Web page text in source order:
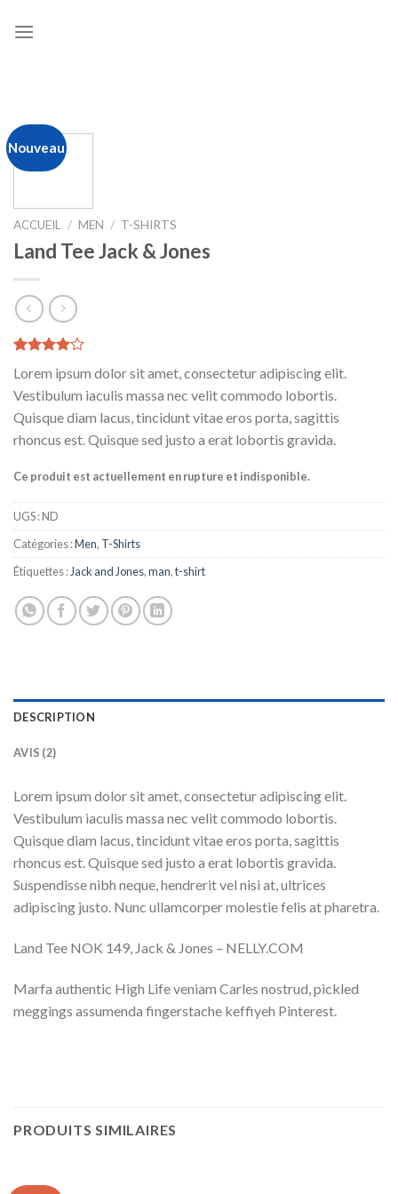
Nouveau
ACCUEIL / MEN / T-SHIRTS
Land Tee Jack & Jones
Noté
4.00sur
5 basé
2
notations
client
Lorem ipsum dolor sit amet, consectetur adipiscing elit.
Vestibulum iaculis massa nec velit commodo lobortis.
Quisque diam lacus, tincidunt vitae eros porta, sagittis
rhoncus est. Quisque sed justo a erat lobortis gravida.
Ce produit est actuellement en rupture et indisponible.
UGS :ND
Catégories :Men, T-Shirts
Étiquettes : Jack and Jones,man,t-shirt
DESCRIPTION
AVIS (2)
Lorem ipsum dolor sit amet, consectetur adipiscing elit.
Vestibulum iaculis massa nec velit commodo lobortis.
Quisque diam lacus, tincidunt vitae eros porta, sagittis
rhoncus est. Quisque sed justo a erat lobortis gravida.
Suspendisse nibh neque, hendrerit vel nisi at, ultrices
adipiscing justo. Nunc ullamcorper molestie felis at pharetra.
Land Tee NOK 149, Jack & Jones – NELLY.COM
Marfa authentic High Life veniam Carles nostrud, pickled
meggings assumenda fingerstache keffiyeh Pinterest.
PRODUITS SIMILAIRES